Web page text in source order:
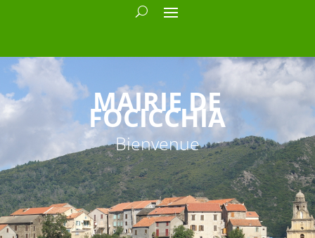
MAIRIE DE
FOCICCHIA
Bienvenue